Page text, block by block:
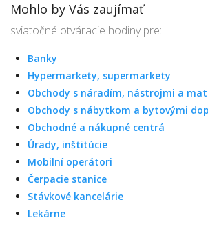
Mohlo by Vás zaujímať
sviatočné otváracie hodiny pre:
Banky
Hypermarkety, supermarkety
Obchody s náradím, nástrojmi a
Obchody s nábytkom a bytovými
Obchodné a nákupné centrá
Úrady, inštitúcie
Mobilní operátori
Čerpacie stanice
Stávkové kancelárie
Lekárne